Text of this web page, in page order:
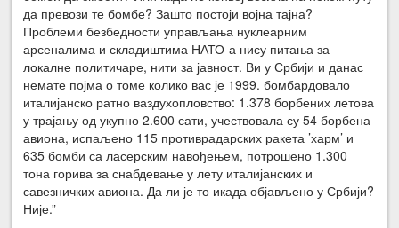
да превози те бомбе? Зашто постоји војна тајна?
Проблеми безбедности управљања нуклеарним
арсеналима и складиштима НАТО-а нису питања за
локалне политичаре, нити за јавност. Ви у Србији и данас
немате појма о томе колико вас је 1999. бомбардовало
италијанско ратно ваздухопловство: 1.378 борбених летова
у трајању од укупно 2.600 сати, учествовала су 54 борбена
авиона, испаљено 115 противрадарских ракета ’харм’ и
635 бомби са ласерским навођењем, потрошено 1.300
тона горива за снабдевање у лету италијанских и
савезничких авиона. Да ли је то икада објављено у Србији?
Није.”